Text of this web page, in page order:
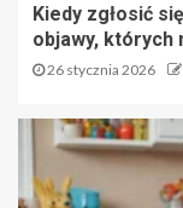
Kiedy zgłosić
objawy, których
26 stycznia 2026